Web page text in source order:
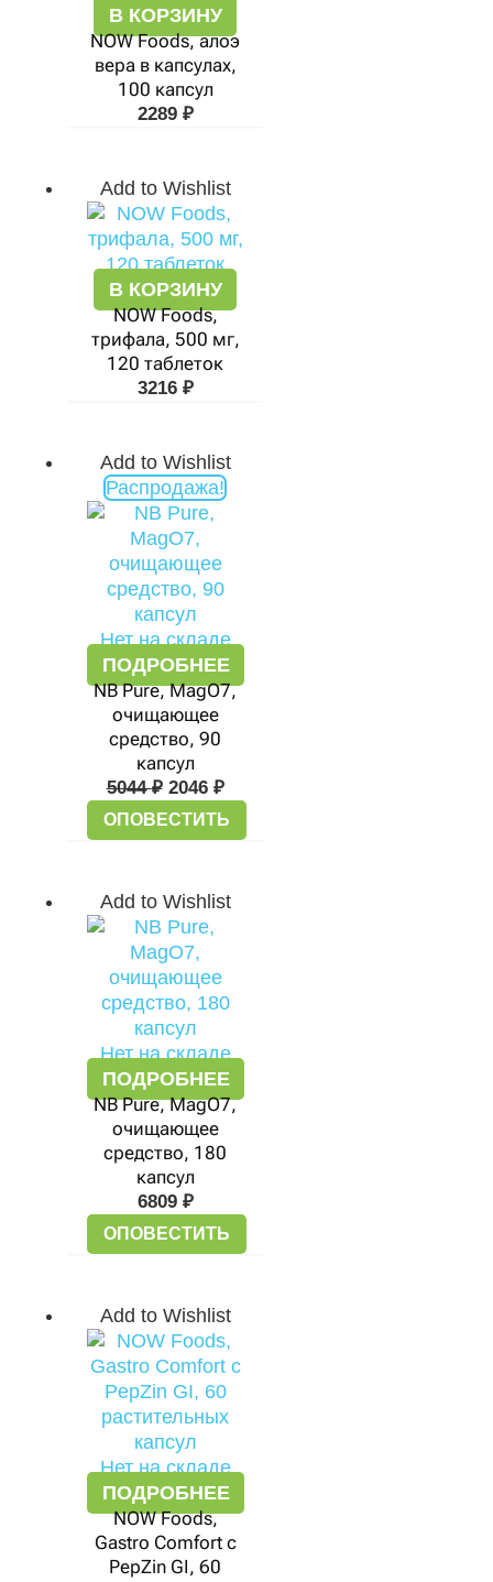
В КОРЗИНУ
NOW Foods, алоэ
вера в капсулах,
100 капсул
2289 ₽
Add to Wishlist
В КОРЗИНУ
NOW Foods,
трифала, 500 мг,
120 таблеток
3216 ₽
Add to Wishlist
Распродажа!
Нет на складе
ПОДРОБНЕЕ
NB Pure, MagO7,
очищающее
средство, 90
капсул
5044₽
Первоначальная
цена
составляла
5044 ₽.
2046 ₽
Текущая
цена:
ОПОВЕСТИТЬ
Add to Wishlist
Нет на складе
ПОДРОБНЕЕ
NB Pure, MagO7,
очищающее
средство, 180
капсул
6809 ₽
ОПОВЕСТИТЬ
Add to Wishlist
Нет на складе
ПОДРОБНЕЕ
NOW Foods,
Gastro Comfort с
PepZin GI, 60